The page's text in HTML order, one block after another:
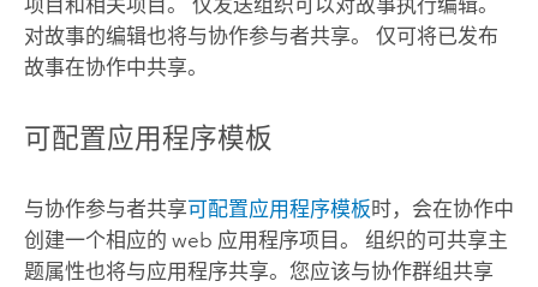
项目和相关项目。 仅发送组织可以对故事执行编辑。
对故事的编辑也将与协作参与者共享。 仅可将已发布
故事在协作中共享。
可配置应用程序模板
与协作参与者共享可配置应用程序模板时，会在协作中
创建一个相应的 web 应用程序项目。 组织的可共享主
题属性也将与应用程序共享。您应该与协作群组共享